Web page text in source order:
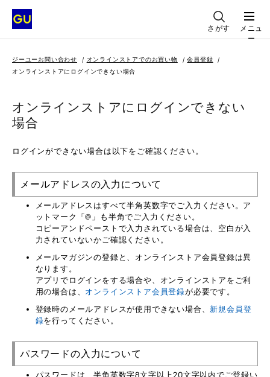
さがす
メニュ
ー
ジーユーお問い合わせ オンラインストアでのお買い物
会員登録
オンラインストアにログインできない場合
オンラインストアにログインできない
場合
ログインができない場合は以下をご確認ください。
メールアドレスの入力について
メールアドレスはすべて半角英数字でご入力ください。ア
ットマーク「@」も半角でご入力ください。
コピーアンドペーストで入力されている場合は、空白が入
力されていないかご確認ください。
メールマガジンの登録と、オンラインストア会員登録は異
なります。
アプリでログインをする場合や、オンラインストアをご利
用の場合は、 オンラインストア会員登録が必要です。
登録時のメールアドレスが使用できない場合、 新規会員登
録を行ってください。
パスワードの入力について
パスワードは、半角英数字8文字以上20文字以内でご登録い